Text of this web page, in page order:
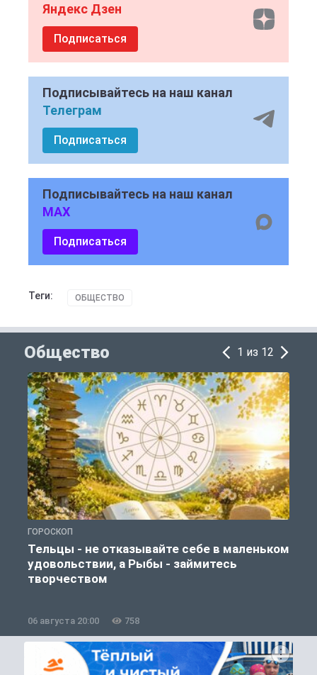
Яндекс Дзен
Подписаться
Подписывайтесь на наш канал
Телеграм
Подписаться
Подписывайтесь на наш канал
MAX
Подписаться
Теги: ОБЩЕСТВО
Общество 1 из 12
ГОРОСКОП
Тельцы - не отказывайте себе в маленьком
удовольствии, а Рыбы - займитесь
творчеством
06 августа 20:00 758